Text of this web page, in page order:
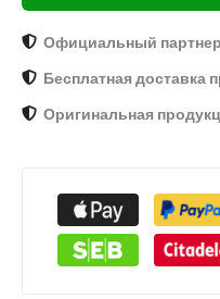
Официальный
Бесплатная доставка
Оригинальная